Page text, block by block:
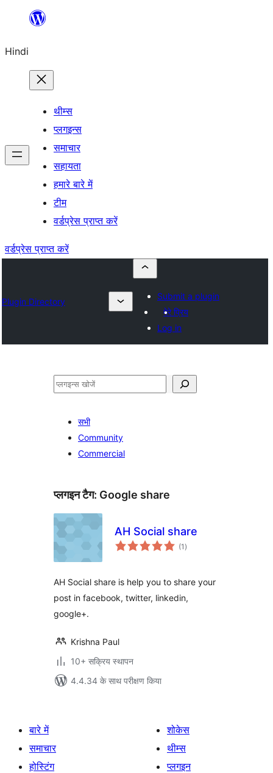
सामग्री
जाएं
Hindi
थीम्स
प्लगइन्स
समाचार
सहायता
हमारे बारे में
टीम
वर्डप्रेस प्राप्त करें
वर्डप्रेस प्राप्त करें
Plugin Directory
Submit a plugin
मेरे प्रिय
Log in
खोजें
सभी
Community
Commercial
प्लगइन टैग: Google share
AH Social share
(1 कुल
दर)
AH Social share is help you to share your
post in facebook, twitter, linkedin,
google+.
Krishna Paul
10+ सक्रिय स्थापन
4.4.34 के साथ परीक्षण किया
बारे में
समाचार
होस्टिंग
शोकेस
थीम्स
प्लगइन